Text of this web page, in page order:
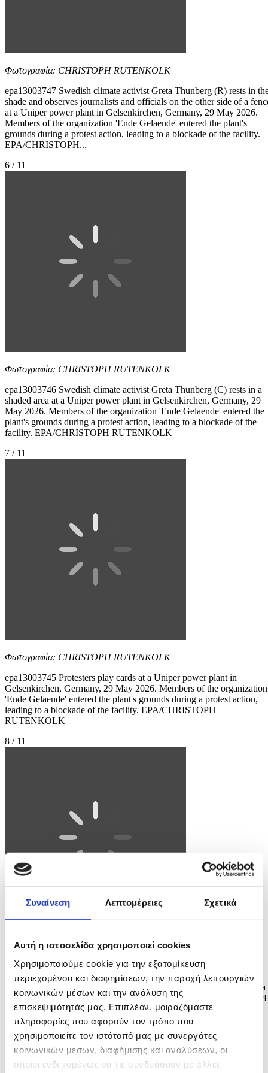
Συναίνεση Λεπτομέρειες Σχετικά
Αυτή η ιστοσελίδα χρησιμοποιεί cookies
Χρησιμοποιούμε cookie για την εξατομίκευση
περιεχομένου και διαφημίσεων, την παροχή λειτουργιών
κοινωνικών μέσων και την ανάλυση της
επισκεψιμότητάς μας. Επιπλέον, μοιραζόμαστε
πληροφορίες που αφορούν τον τρόπο που
χρησιμοποιείτε τον ιστότοπό μας με συνεργάτες
κοινωνικών μέσων, διαφήμισης και αναλύσεων, οι
οποίοι ενδεχομένως να τις συνδυάσουν με άλλες
Φωτογραφία: CHRISTOPH RUTENKOLK
epa13003747 Swedish climate activist Greta Thunberg (R) rests in
shade and observes journalists and officials on the other side of a
at a Uniper power plant in Gelsenkirchen, Germany, 29 May 2026.
Members of the organization 'Ende Gelaende' entered the plant's
grounds during a protest action, leading to a blockade of the facility.
EPA/CHRISTOPH...
6 / 11
Φωτογραφία: CHRISTOPH RUTENKOLK
epa13003746 Swedish climate activist Greta Thunberg (C) rests in a
shaded area at a Uniper power plant in Gelsenkirchen, Germany, 29
May 2026. Members of the organization 'Ende Gelaende' entered the
plant's grounds during a protest action, leading to a blockade of the
facility. EPA/CHRISTOPH RUTENKOLK
7 / 11
Φωτογραφία: CHRISTOPH RUTENKOLK
epa13003745 Protesters play cards at a Uniper power plant in
Gelsenkirchen, Germany, 29 May 2026. Members of the organization
'Ende Gelaende' entered the plant's grounds during a protest action,
leading to a blockade of the facility. EPA/CHRISTOPH
RUTENKOLK
8 / 11
Φωτογραφία: CHRISTOPH RUTENKOLK
epa13003744 Police reinforcements enter the grounds of a Uniper
power plant in Gelsenkirchen, Germany, 29 May 2026. Members of
the organization 'Ende Gelaende' entered the plant's grounds during a
protest action, leading to a blockade of the facility. EPA/
RUTENKOLK